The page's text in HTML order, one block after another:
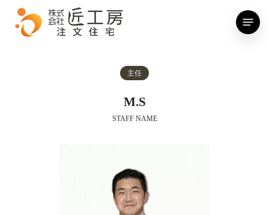
Menu
主任
M.S
STAFF NAME